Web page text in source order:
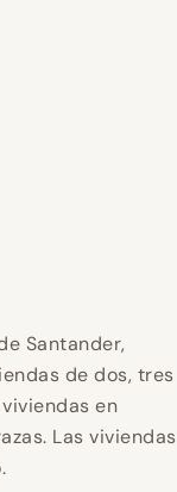
Santander,
de dos, tres
en
Las viviendas